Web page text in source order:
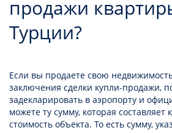
продажи
Турции?
Если вы продаете свою
заключения сделки купли-продажи,
задекларировать в аэропорту и
можете ту сумму, которая составляет
стоимость объекта. То есть сумму,